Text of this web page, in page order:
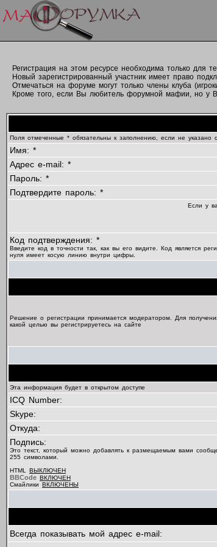
Регистрация на этом ресурсе необходима только
Новый зарегистрированный участник имеет право
Отмечаться на форуме могут только члены клуба
Кроме того, если Вы любитель форумной мафии, но у
Поля отмеченные * обязательны к заполнению, если не указано
Имя: *
Адрес e-mail: *
Пароль: *
Подтвердите пароль: *
Если у
Код подтверждения: *
Введите код в точности так, как вы его видите. Код является
нуля имеет косую линию внутри цифры.
Решение о регистрации принимается модератором. Для
какой целью вы регистрируетесь на сайте
Эта информация будет в открытом доступе
ICQ Number:
Skype:
Откуда:
Подпись:
Это текст, который можно добавлять к размещаемым вами
255 символами.
HTML ВЫКЛЮЧЕН
BBCode ВКЛЮЧЕН
Смайлики ВКЛЮЧЕНЫ
Всегда показывать мой адрес e-mail: